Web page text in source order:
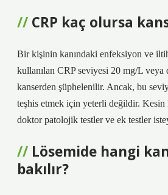
CRP kaç olursa
Bir kişinin kanındaki enfeksiyon ve
kullanılan CRP seviyesi 20 mg/L veya
kanserden şüphelenilir. Ancak, bu
teşhis etmek için yeterli değildir. Kesin
doktor patolojik testler ve ek testler
Lösemide hangi
bakılır?